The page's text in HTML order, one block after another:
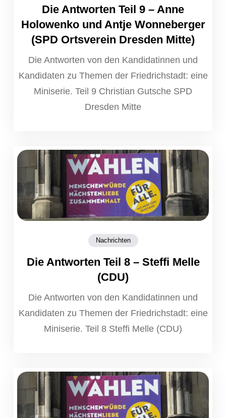
Die Antworten Teil 9 – Anne
Holowenko und Antje Wonneberger
(SPD Ortsverein Dresden Mitte)
Die Antworten von den Kandidatinnen und
Kandidaten zu Themen der Friedrichstadt: eine
Miniserie. Teil 9 Christian Gutsche SPD
Dresden Mitte
Nachrichten
Die Antworten Teil 8 – Steffi Melle
(CDU)
Die Antworten von den Kandidatinnen und
Kandidaten zu Themen der Friedrichstadt: eine
Miniserie. Teil 8 Steffi Melle (CDU)